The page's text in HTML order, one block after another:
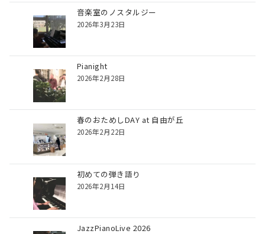
音楽室のノスタルジー
2026年3月23日
Pianight
2026年2月28日
春のおためしDAY at 自由が丘
2026年2月22日
初めての弾き語り
2026年2月14日
JazzPianoLive 2026